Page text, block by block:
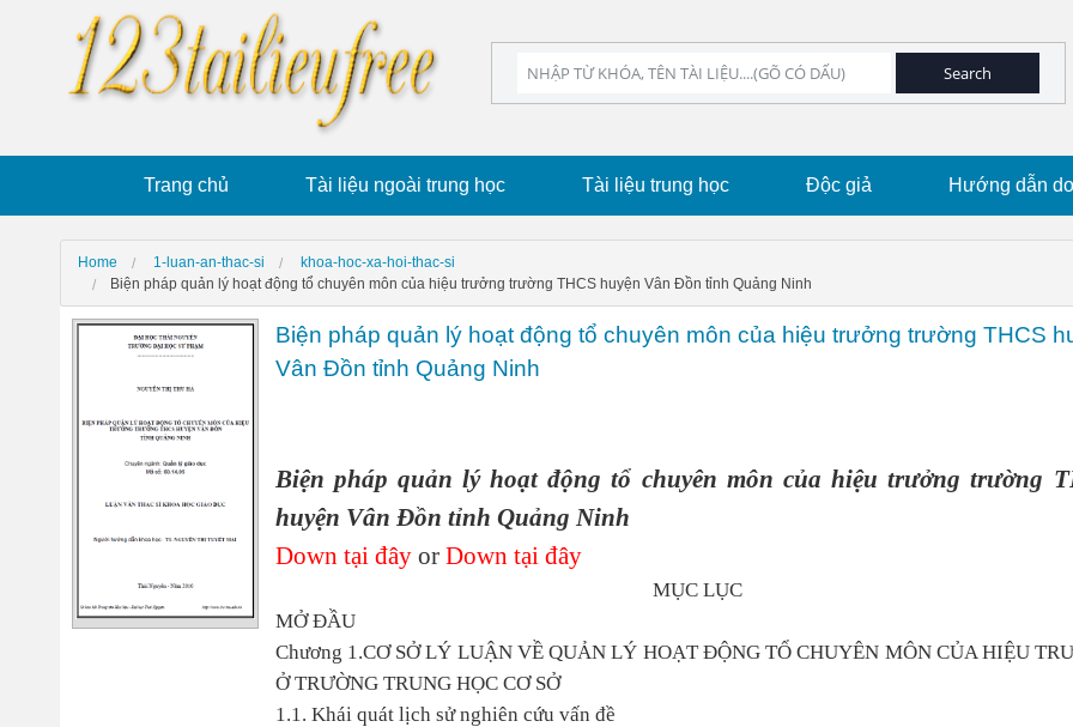
Trang chủ Tài liệu ngoài trung học Tài liệu trung học Độc giả Hướng dẫn
Home 1-luan-an-thac-si
khoa-hoc-xa-hoi-thac-si
Biện pháp quản lý hoạt động tổ chuyên môn của hiệu trưởng trường THCS huyện Vân Đồn tỉnh Quảng Ninh
Biện pháp quản lý hoạt động tổ chuyên môn của hiệu trưởng trường THCS
Vân Đồn tỉnh Quảng Ninh
Biện pháp quản lý hoạt động tổ chuyên môn của hiệu trưởng trường
huyện Vân Đồn tỉnh Quảng Ninh
Down tại đâyor Down tại đây
MỤC LỤC
MỞ ĐẦU
Chương 1.CƠ SỞ LÝ LUẬN VỀ QUẢN LÝ HOẠT ĐỘNG TỔ CHUYÊN MÔN CỦA HIỆU
Ở TRƯỜNG TRUNG HỌC CƠ SỞ
1.1. Khái quát lịch sử nghiên cứu vấn đề